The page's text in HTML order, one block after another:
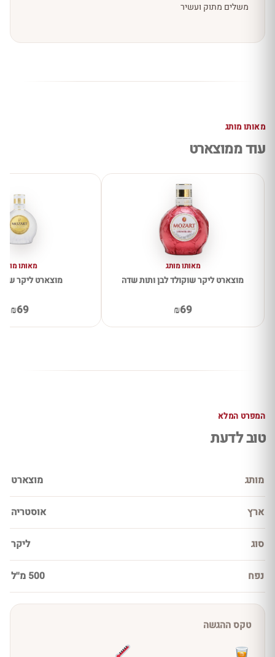
משלים מתוק ועשיר
מאותו מותג
עוד ממוצארט
מאותו מותג
מוצארט ליקר שוקולד לבן ותות שדה
₪69
מאותו מותג
מוצארט ליקר
₪69
המפרט המלא
טוב לדעת
מותג מוצארט
ארץ אוסטריה
סוג ליקר
נפח 500 מ''ל
טקס ההגשה